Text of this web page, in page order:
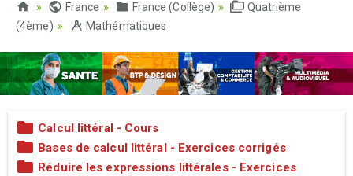
France France (Collège)
Quatrième
(4ème)
Mathématiques
Calcul littéral - Cours
Bases de calcul littéral - Exercices corrigés
Réduire les expressions littérales - Exercices